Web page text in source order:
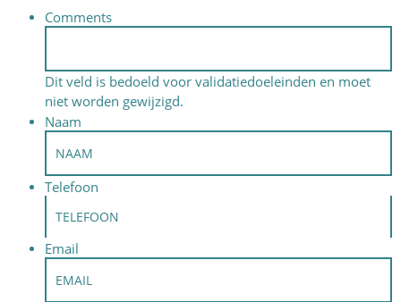
Comments
Dit veld is bedoeld voor validatiedoeleinden en moet
niet worden gewijzigd.
Naam
Telefoon
Email